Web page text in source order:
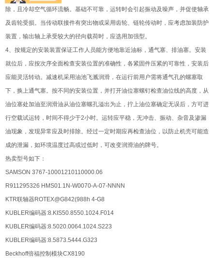
除，且冷却空气循环流畅。基础不可靠，运转时会引起振动及噪声，并促使轴承
及齿轮受损。当传动联接件有突出物或采用齿轮、链轮传动时，应考虑加装防护
装置，输出轴上承受较大的径向载荷时，应选用加强型。
4、按规定的安装装置保证工作人员能方便地靠近油标，通气塞、排油塞。安装
就位后，应按次序全面检查安装位置的准确性，各紧固件压紧的可靠性，安装后
应能灵活转动。减速机采用油池飞溅润滑，在运行前用户需将通气孔的螺塞取
下，换上通气塞。按不同的安装位置，并打开油位塞螺钉检查油位线的高度，从
油位塞处加油至润滑油从油位塞螺孔溢出为止，拧上油位塞确定无误后，方可进
行空载试运转，时间不得少于2小时。运转应平稳，无冲击、振动、杂音及渗漏
油现象，发现异常应及时排除。经过一定时期应再检查油位，以防止机壳可能造
成的泄漏，如环境温度过高或过低时，可改变润滑油的牌号。
热卖型号如下：
SAMSON 3767-10001210110000.06
R911295326 HMS01.1N-W0070-A-07-NNNN
KTR联轴器ROTEX@G842(988h 4-G8
KUBLER编码器:8.KIS50.8550.1024.F014
KUBLER编码器:8.5020.0064.1024.S223
KUBLER编码器:8.5873.5444.G323
Beckhoff倍福控制模块CX8190